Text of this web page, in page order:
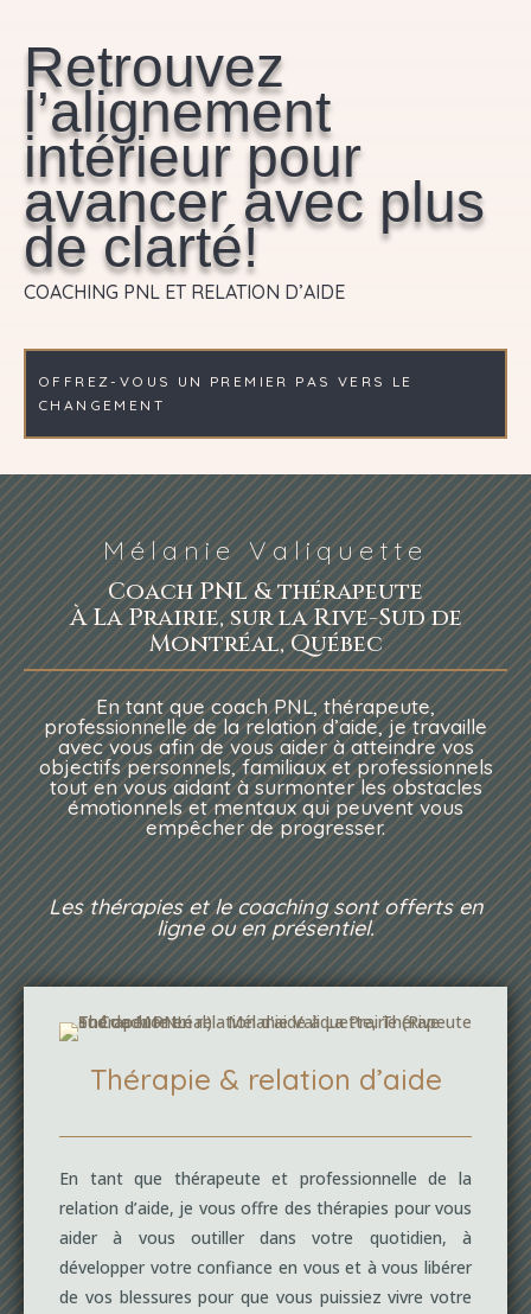
Retrouvez
l’alignement
intérieur pour
avancer avec plus
de clarté!
COACHING PNL ET RELATION D’AIDE
OFFREZ-VOUS UN PREMIER PAS VERS LE
CHANGEMENT
Mélanie Valiquette
Coach PNL & thérapeute
À La Prairie, sur la Rive-Sud de
Montréal, Québec
En tant que coach PNL, thérapeute,
professionnelle de la relation d’aide, je travaille
avec vous afin de vous aider à atteindre vos
objectifs personnels, familiaux et professionnels
tout en vous aidant à surmonter les obstacles
émotionnels et mentaux qui peuvent vous
empêcher de progresser.
Les thérapies et le coaching sont offerts en
ligne ou en présentiel.
Thérapie & relation d’aide
En tant que thérapeute et professionnelle de la
relation d’aide, je vous offre des thérapies pour vous
aider à vous outiller dans votre quotidien, à
développer votre confiance en vous et à vous libérer
de vos blessures pour que vous puissiez vivre votre